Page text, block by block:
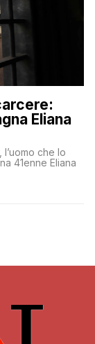
Eliana
che lo
41enne Eliana